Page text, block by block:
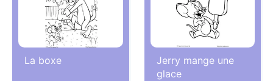
La boxe
Jerry mange une
glace